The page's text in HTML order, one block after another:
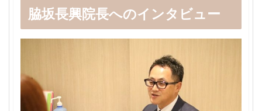
脇坂長興院長へのインタビュー